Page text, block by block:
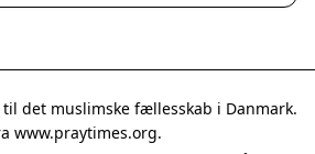
det muslimske fællesskab i Danmark.
www.praytimes.org.